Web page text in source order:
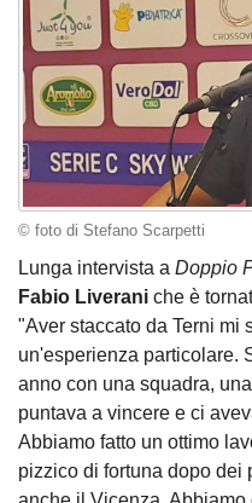
© foto di Stefano Scarpetti
Lunga intervista a Doppio
Fabio Liverani che è
"Aver staccato da Terni mi
un'esperienza particolare.
anno con una squadra,
puntava a vincere e ci
Abbiamo fatto un ottimo
pizzico di fortuna dopo dei